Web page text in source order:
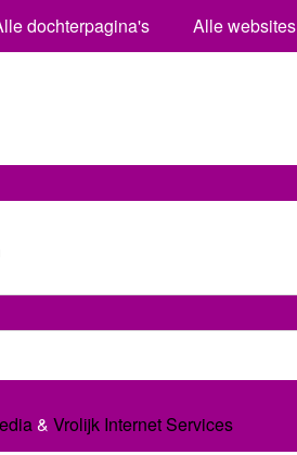
dochterpagina's Alle websites
& Vrolijk Internet Services